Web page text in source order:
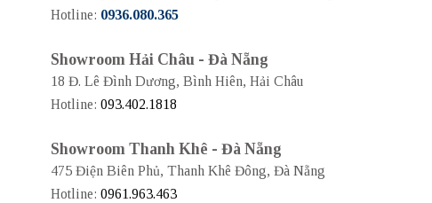
Hotline: 0936.080.365
Showroom Hải Châu - Đà Nẵng
18 Đ. Lê Đình Dương, Bình Hiên, Hải Châu
Hotline: 093.402.1818
Showroom Thanh Khê - Đà Nẵng
475 Điện Biên Phủ, Thanh Khê Đông, Đà Nẵng
Hotline: 0961.963.463